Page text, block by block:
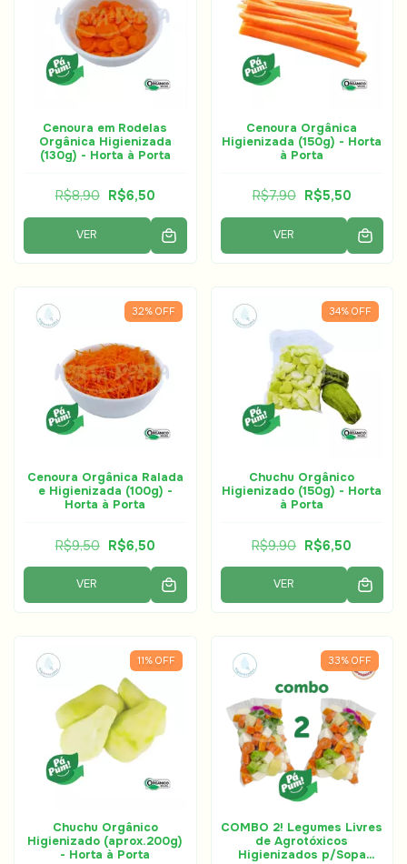
Cenoura em Rodelas
Orgânica Higienizada
(130g) - Horta à Porta
R$8,90 R$6,50
VER
Cenoura Orgânica
Higienizada (150g) - Horta
à Porta
R$7,90 R$5,50
VER
32% OFF
Cenoura Orgânica Ralada
e Higienizada (100g) -
Horta à Porta
R$9,50 R$6,50
VER
34% OFF
Chuchu Orgânico
Higienizado (150g) - Horta
à Porta
R$9,90 R$6,50
VER
11% OFF
Chuchu Orgânico
Higienizado (aprox.200g)
- Horta à Porta
33% OFF
COMBO 2! Legumes Livres
de Agrotóxicos
Higienizados p/Sopa